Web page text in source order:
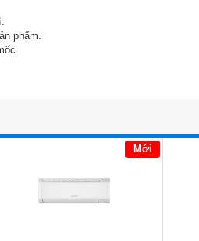
phẩm.
Mới